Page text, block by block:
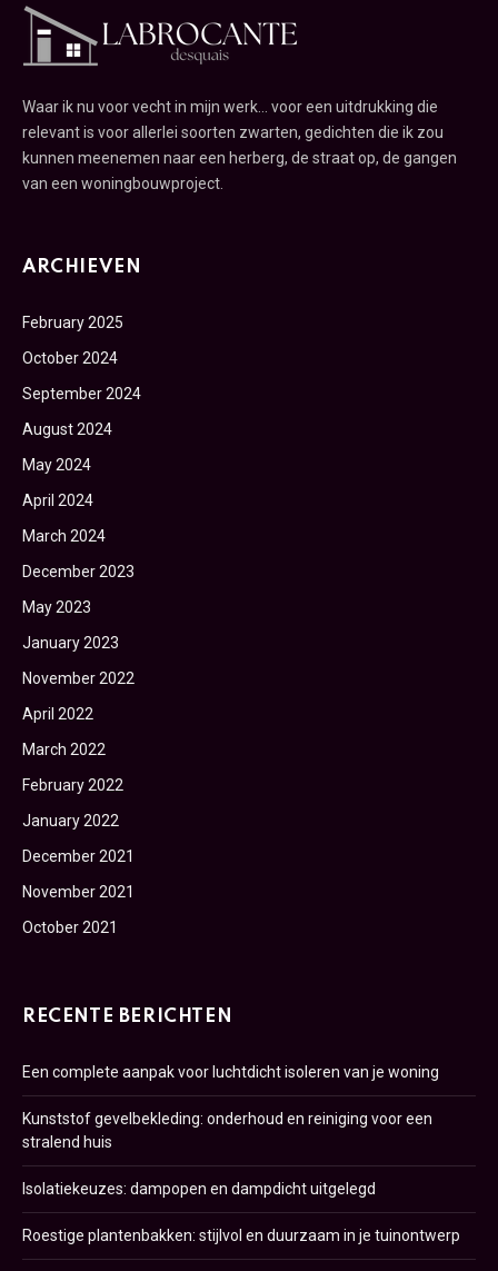
Waar ik nu voor vecht in mijn werk... voor een uitdrukking die
relevant is voor allerlei soorten zwarten, gedichten die ik zou
kunnen meenemen naar een herberg, de straat op, de gangen
van een woningbouwproject.
ARCHIEVEN
February 2025
October 2024
September 2024
August 2024
May 2024
April 2024
March 2024
December 2023
May 2023
January 2023
November 2022
April 2022
March 2022
February 2022
January 2022
December 2021
November 2021
October 2021
RECENTE BERICHTEN
Een complete aanpak voor luchtdicht isoleren van je woning
Kunststof gevelbekleding: onderhoud en reiniging voor een
stralend huis
Isolatiekeuzes: dampopen en dampdicht uitgelegd
Roestige plantenbakken: stijlvol en duurzaam in je tuinontwerp